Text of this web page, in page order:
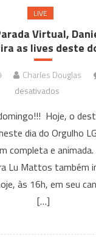
LIVE
Virtual,
as lives deste
Charles Douglas
desativados
Vittar,
Parada
Virtual,
Daniela
Mercury
Hoje, o
dia do Orgulho
completa e
Lu Mattos também
às 16h, em seu
[…]